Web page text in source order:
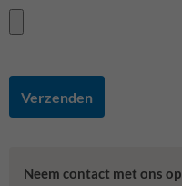
Verzenden
Neem contact met ons op